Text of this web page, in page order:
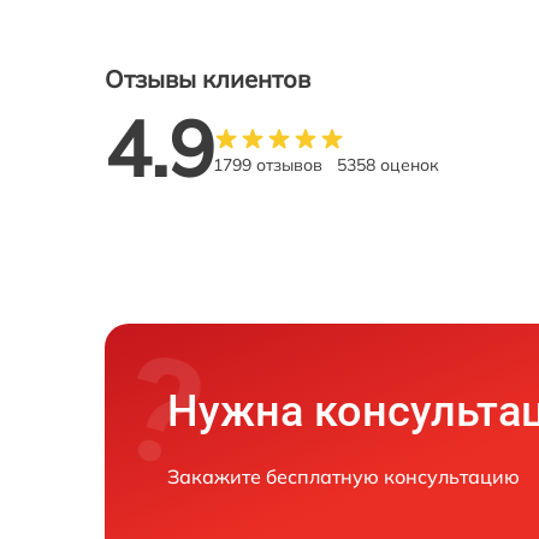
Отзывы клиентов
4.91799 отзывов 5358 оценок
Нужна
Закажите бесплатную консультацию